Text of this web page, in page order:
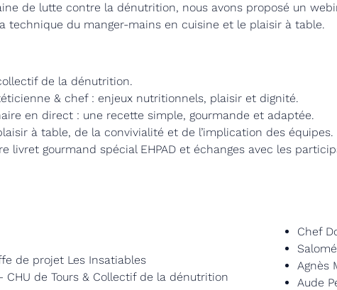
de lutte contre la dénutrition, nous avons proposé un
technique du manger-mains en cuisine et le plaisir à table.
de la dénutrition.
& chef : enjeux nutritionnels, plaisir et dignité.
en direct : une recette simple, gourmande et adaptée.
à table, de la convivialité et de l’implication des équipes.
livret gourmand spécial EHPAD et échanges avec les
de projet Les Insatiables
CHU de Tours & Collectif de la dénutrition
Chef
Agnès
Aude